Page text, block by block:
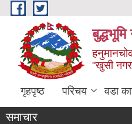
Skip to main content
"खुसी
गृहपृष्ठ परिचय वडा
समाचार